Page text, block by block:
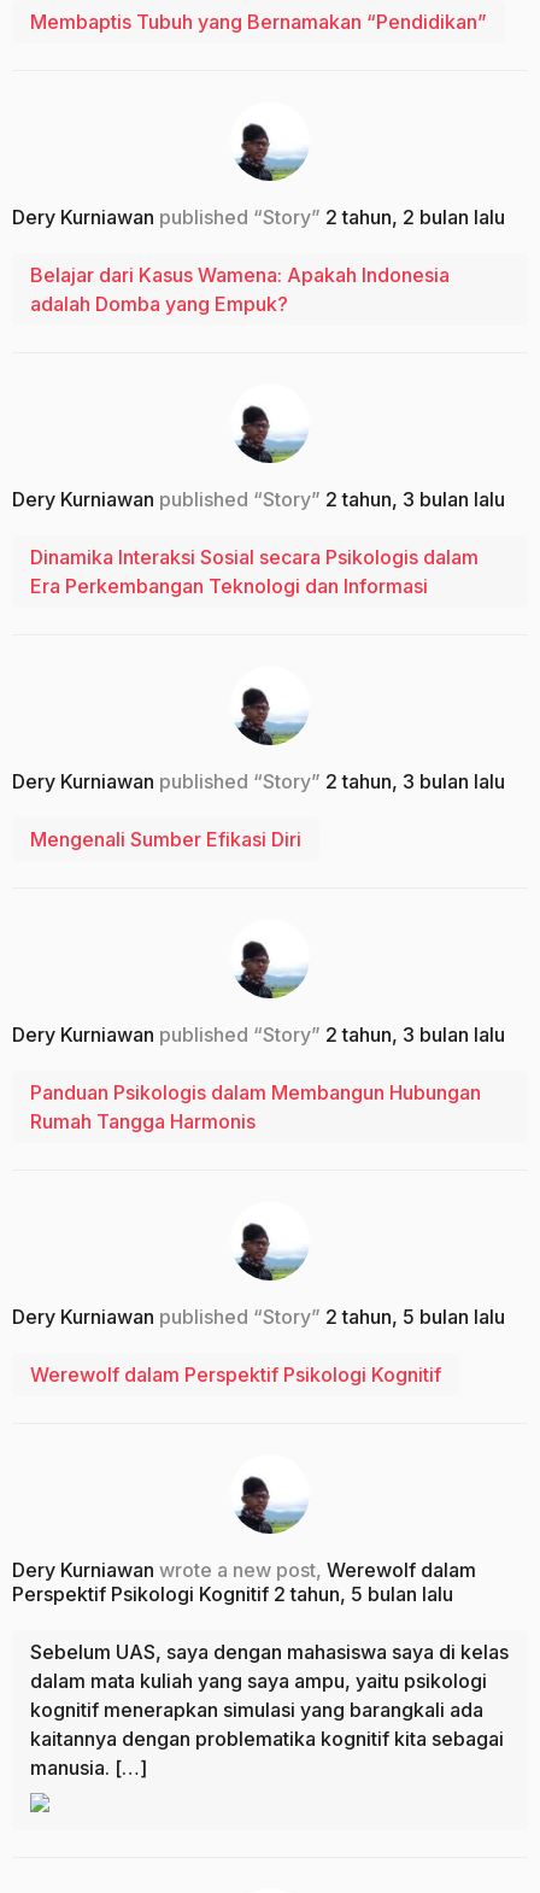
Membaptis Tubuh yang Bernamakan “Pendidikan”
Dery Kurniawan published “Story” 2 tahun, 2 bulan lalu
Belajar dari Kasus Wamena: Apakah Indonesia
adalah Domba yang Empuk?
Dery Kurniawan published “Story” 2 tahun, 3 bulan lalu
Dinamika Interaksi Sosial secara Psikologis dalam
Era Perkembangan Teknologi dan ‎Informasi
Dery Kurniawan published “Story” 2 tahun, 3 bulan lalu
Mengenali Sumber Efikasi Diri
Dery Kurniawan published “Story” 2 tahun, 3 bulan lalu
Panduan Psikologis dalam Membangun Hubungan
Rumah Tangga Harmonis
Dery Kurniawan published “Story” 2 tahun, 5 bulan lalu
Werewolf dalam Perspektif Psikologi Kognitif
Dery Kurniawan wrote a new post, Werewolf dalam
Perspektif Psikologi Kognitif 2 tahun, 5 bulan lalu
Sebelum UAS, saya dengan mahasiswa saya di kelas
dalam mata kuliah yang saya ampu, yaitu psikologi
kognitif menerapkan simulasi yang barangkali ada
kaitannya dengan problematika kognitif kita sebagai
manusia. […]